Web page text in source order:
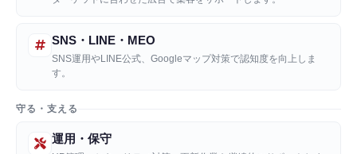
SNS・LINE・MEO
SNS運用やLINE公式、Googleマップ対策で認知度を向上しま
す。
守る・支える
運用・保守